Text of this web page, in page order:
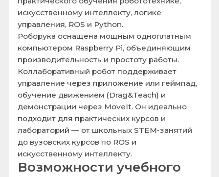
Изучать основы программирования и
управления движением;
процессы: сортировку, сборку и
упаковку;
Разрабатывать и тестировать AI-
проекты: распознавание объектов,
отслеживание лица, сортировка по
Использовать визуальное
программирование (Blockly) и
управлять через джойстик,
приложение или web-интерфейс;
Подключать датчики, камеры,
собственные умные системы.